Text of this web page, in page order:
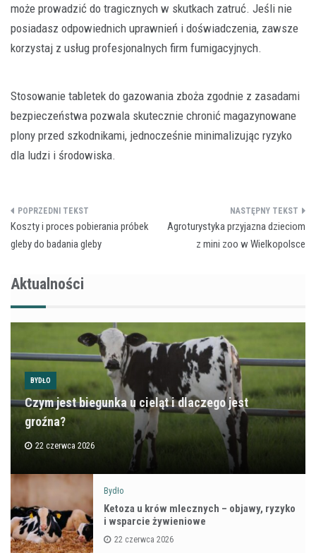
może prowadzić do tragicznych w skutkach zatruć. Jeśli nie
posiadasz odpowiednich uprawnień i doświadczenia, zawsze
korzystaj z usług profesjonalnych firm fumigacyjnych.
Stosowanie tabletek do gazowania zboża zgodnie z zasadami
bezpieczeństwa pozwala skutecznie chronić magazynowane
plony przed szkodnikami, jednocześnie minimalizując ryzyko
dla ludzi i środowiska.
Nawigacja
wpisu
Koszty i proces pobierania próbek
gleby do badania gleby
Agroturystyka przyjazna dzieciom
z mini zoo w Wielkopolsce
Aktualności
BYDŁO
Czym jest biegunka u cieląt i dlaczego jest
groźna?
22 czerwca 2026
Bydło
Ketoza u krów mlecznych – objawy, ryzyko
i wsparcie żywieniowe
22 czerwca 2026